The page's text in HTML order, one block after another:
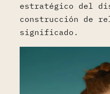
estratégico del
construcción de
significado.